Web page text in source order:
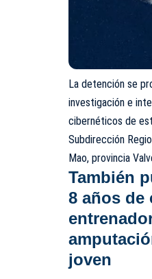
La detención se
investigación e
cibernéticos de
Subdirección
Mao, provincia
También
8 años de
joven